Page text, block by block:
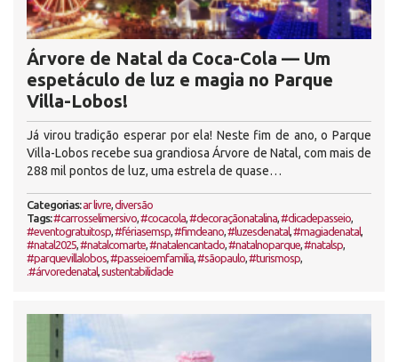
Árvore de Natal da Coca-Cola — Um
espetáculo de luz e magia no Parque
Villa-Lobos!
Já virou tradição esperar por ela! Neste fim de ano, o Parque
Villa-Lobos recebe sua grandiosa Árvore de Natal, com mais de
288 mil pontos de luz, uma estrela de quase…
Categorias:ar livre,diversão
Tags:#carrosselimersivo,#cocacola,#decoraçãonatalina,#dicadepasseio,
#eventogratuitosp,#fériasemsp,#fimdeano,#luzesdenatal,#magiadenatal,
#natal2025,#natalcomarte,#natalencantado,#natalnoparque,#natalsp,
#parquevillalobos,#passeioemfamilia,#sãopaulo,#turismosp,
.#árvoredenatal,sustentabilidade